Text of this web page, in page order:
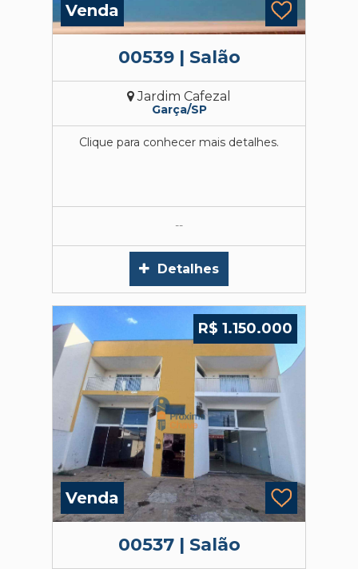
Venda
00539 | Salão
Jardim Cafezal
Garça/SP
Clique para conhecer mais detalhes.
--
Detalhes
R$ 1.150.000
Venda
00537 | Salão